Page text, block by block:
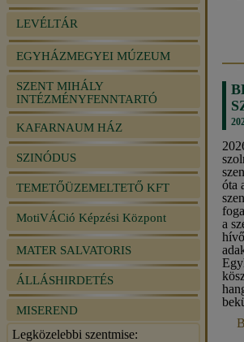
LEVÉLTÁR
EGYHÁZMEGYEI MÚZEUM
SZENT MIHÁLY
INTÉZMÉNYFENNTARTÓ
KAFARNAUM HÁZ
SZINÓDUS
TEMETŐÜZEMELTETŐ KFT
MotiVÁCió Képzési Központ
MATER SALVATORIS
ÁLLÁSHIRDETÉS
MISEREND
Legközelebbi szentmise:
óta
a